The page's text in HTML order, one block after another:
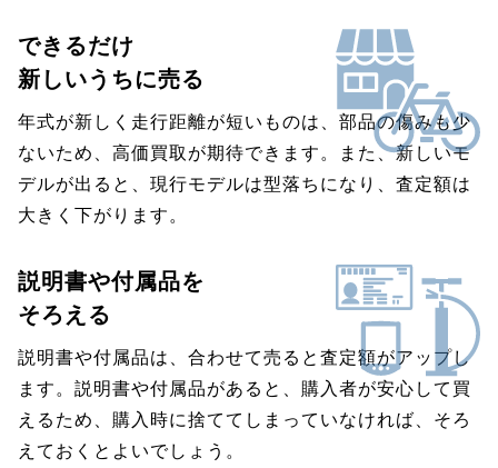
できるだけ
新しいうちに売る
年式が新しく走行距離が短いものは、部品の傷みも少
ないため、高価買取が期待できます。また、新しいモ
デルが出ると、現行モデルは型落ちになり、査定額は
大きく下がります。
説明書や付属品を
そろえる
説明書や付属品は、合わせて売ると査定額がアップし
ます。説明書や付属品があると、購入者が安心して買
えるため、購入時に捨ててしまっていなければ、そろ
えておくとよいでしょう。